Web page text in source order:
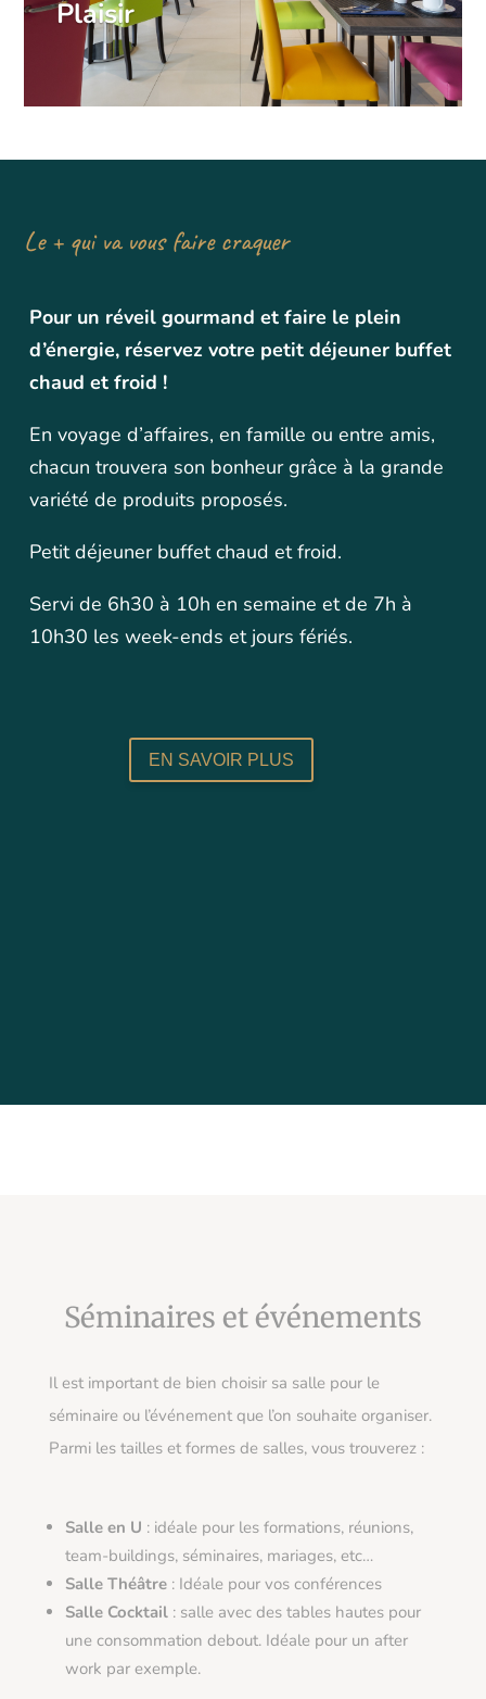
Plaisir
Le + qui va vous faire craquer
Pour un réveil gourmand et faire le plein
d’énergie, réservez votre petit déjeuner buffet
chaud et froid !
En voyage d’affaires, en famille ou entre amis,
chacun trouvera son bonheur grâce à la grande
variété de produits proposés.
Petit déjeuner buffet chaud et froid.
Servi de 6h30 à 10h en semaine et de 7h à
10h30 les week-ends et jours fériés.
EN SAVOIR PLUS
Séminaires et événements
Il est important de bien choisir sa salle pour le
séminaire ou l’événement que l’on souhaite organiser.
Parmi les tailles et formes de salles, vous trouverez :
Salle en U : idéale pour les formations, réunions,
team-buildings, séminaires, mariages, etc…
Salle Théâtre: Idéale pour vos conférences
Salle Cocktail: salle avec des tables hautes pour
une consommation debout. Idéale pour un after
work par exemple.